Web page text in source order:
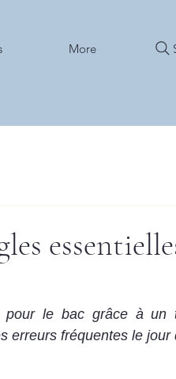
More
pour le bac grâce à un
fréquentes le jour